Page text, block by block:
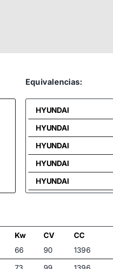
Equivalencias:
HYUNDAI
HYUNDAI
HYUNDAI
HYUNDAI
HYUNDAI
Kw CV CC
66 90 1396